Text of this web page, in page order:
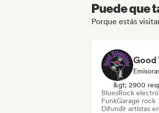
Puede que
Porque estás
Good
&gt; 2900
BluesRock
FunkGarage rock
Difundir artistas